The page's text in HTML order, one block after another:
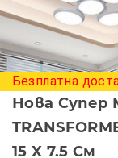
Безплатна
Нова Супер
15 X 7.5 См